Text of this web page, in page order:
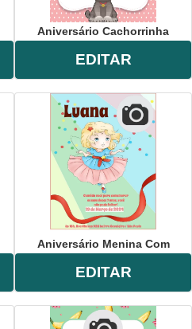
Aniversário Cachorrinha
EDITAR
Aniversário Menina Com
EDITAR